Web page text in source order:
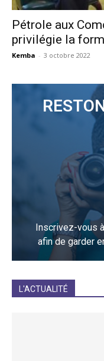
Pétrole aux
privilégie la
Kemba - 3 octobre 2022
Inscrivez-vous
afin de garder
L'ACTUALITÉ